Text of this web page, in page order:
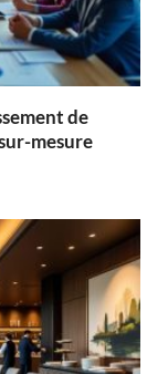
de
mesure